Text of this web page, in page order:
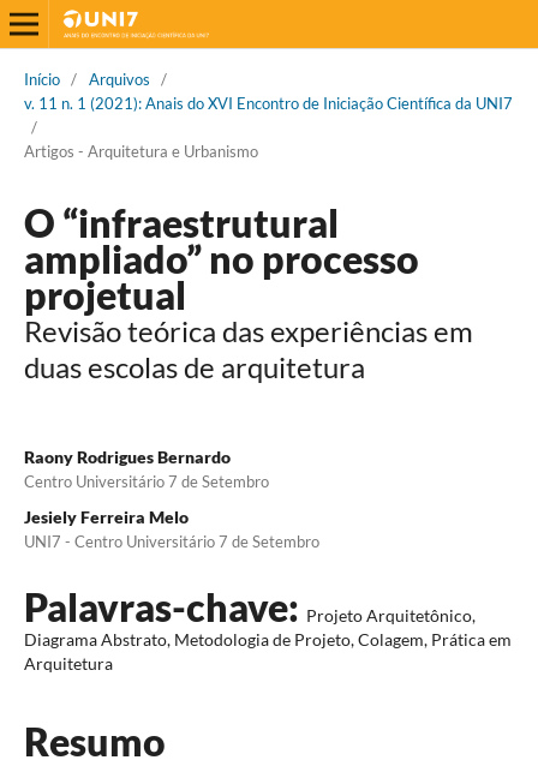
Início / Arquivos
/
v. 11 n. 1 (2021): Anais do XVI Encontro de Iniciação Científica da UNI7
/
Artigos - Arquitetura e Urbanismo
O “infraestrutural
ampliado” no processo
projetual
Revisão teórica das experiências em
duas escolas de arquitetura
Raony Rodrigues Bernardo
Centro Universitário 7 de Setembro
Jesiely Ferreira Melo
UNI7 - Centro Universitário 7 de Setembro
Palavras-chave: Projeto Arquitetônico,
Diagrama Abstrato, Metodologia de Projeto, Colagem, Prática em
Arquitetura
Resumo